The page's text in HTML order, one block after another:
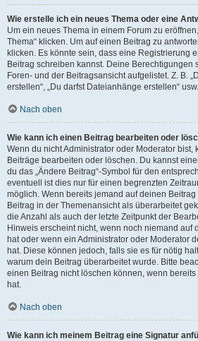
Wie erstelle ich ein neues Thema oder eine
Um ein neues Thema in einem Forum zu
Thema“ klicken. Um auf einen Beitrag zu
klicken. Es könnte sein, dass eine Registrierung
Beitrag schreiben kannst. Deine Berechtigungen
Foren- und der Beitragsansicht aufgelistet. Z. B.
erstellen“, „Du darfst Dateianhänge erstellen“ usw.
Nach oben
Wie kann ich einen Beitrag bearbeiten oder
Wenn du nicht Administrator oder Moderator bist,
Beiträge bearbeiten oder löschen. Du kannst
du das „Ändere Beitrag“-Symbol für den
eventuell ist dies nur für einen begrenzten
möglich. Wenn bereits jemand auf deinen
Beitrag in der Themenansicht als überarbeitet
die Anzahl als auch der letzte Zeitpunkt der
Hinweis erscheint nicht, wenn noch niemand auf
hat oder wenn ein Administrator oder Moderator
hat. Diese können jedoch, falls sie es für nötig
warum dein Beitrag überarbeitet wurde. Bitte
einen Beitrag nicht löschen können, wenn
hat.
Nach oben
Wie kann ich meinem Beitrag eine Signatur